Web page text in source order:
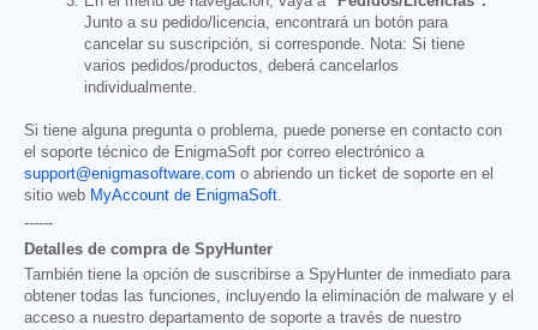
Junto a su pedido/licencia, encontrará un botón para
cancelar su suscripción, si corresponde. Nota: Si tiene
varios pedidos/productos, deberá cancelarlos
individualmente.
Si tiene alguna pregunta o problema, puede ponerse en contacto con
el soporte técnico de EnigmaSoft por correo electrónico a
support@enigmasoftware.com o abriendo un ticket de soporte en el
sitio web MyAccount de EnigmaSoft
------
Detalles de compra de SpyHunter
También tiene la opción de suscribirse a SpyHunter de inmediato para
obtener todas las funciones, incluyendo la eliminación de malware y el
acceso a nuestro departamento de soporte a través de nuestro